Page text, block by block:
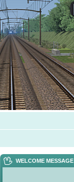
WELCOME MESSAGE